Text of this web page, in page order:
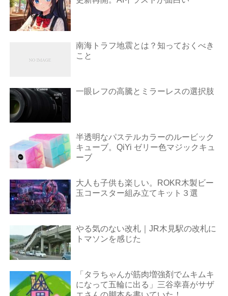
南海トラフ地震とは？知っておくべき
こと
一眼レフの高騰とミラーレスの選択肢
半透明なパステルカラーのルービック
キューブ。QiYi ゼリー色マジックキュ
ーブ
大人も子供も楽しい。ROKR木製ビー
玉コースター組み立てキット３選
やる気のない改札｜JR木見駅の改札に
トマソンを感じた
「タラちゃんが筋肉増強剤でムキムキ
になって五輪に出る」三谷幸喜がサザ